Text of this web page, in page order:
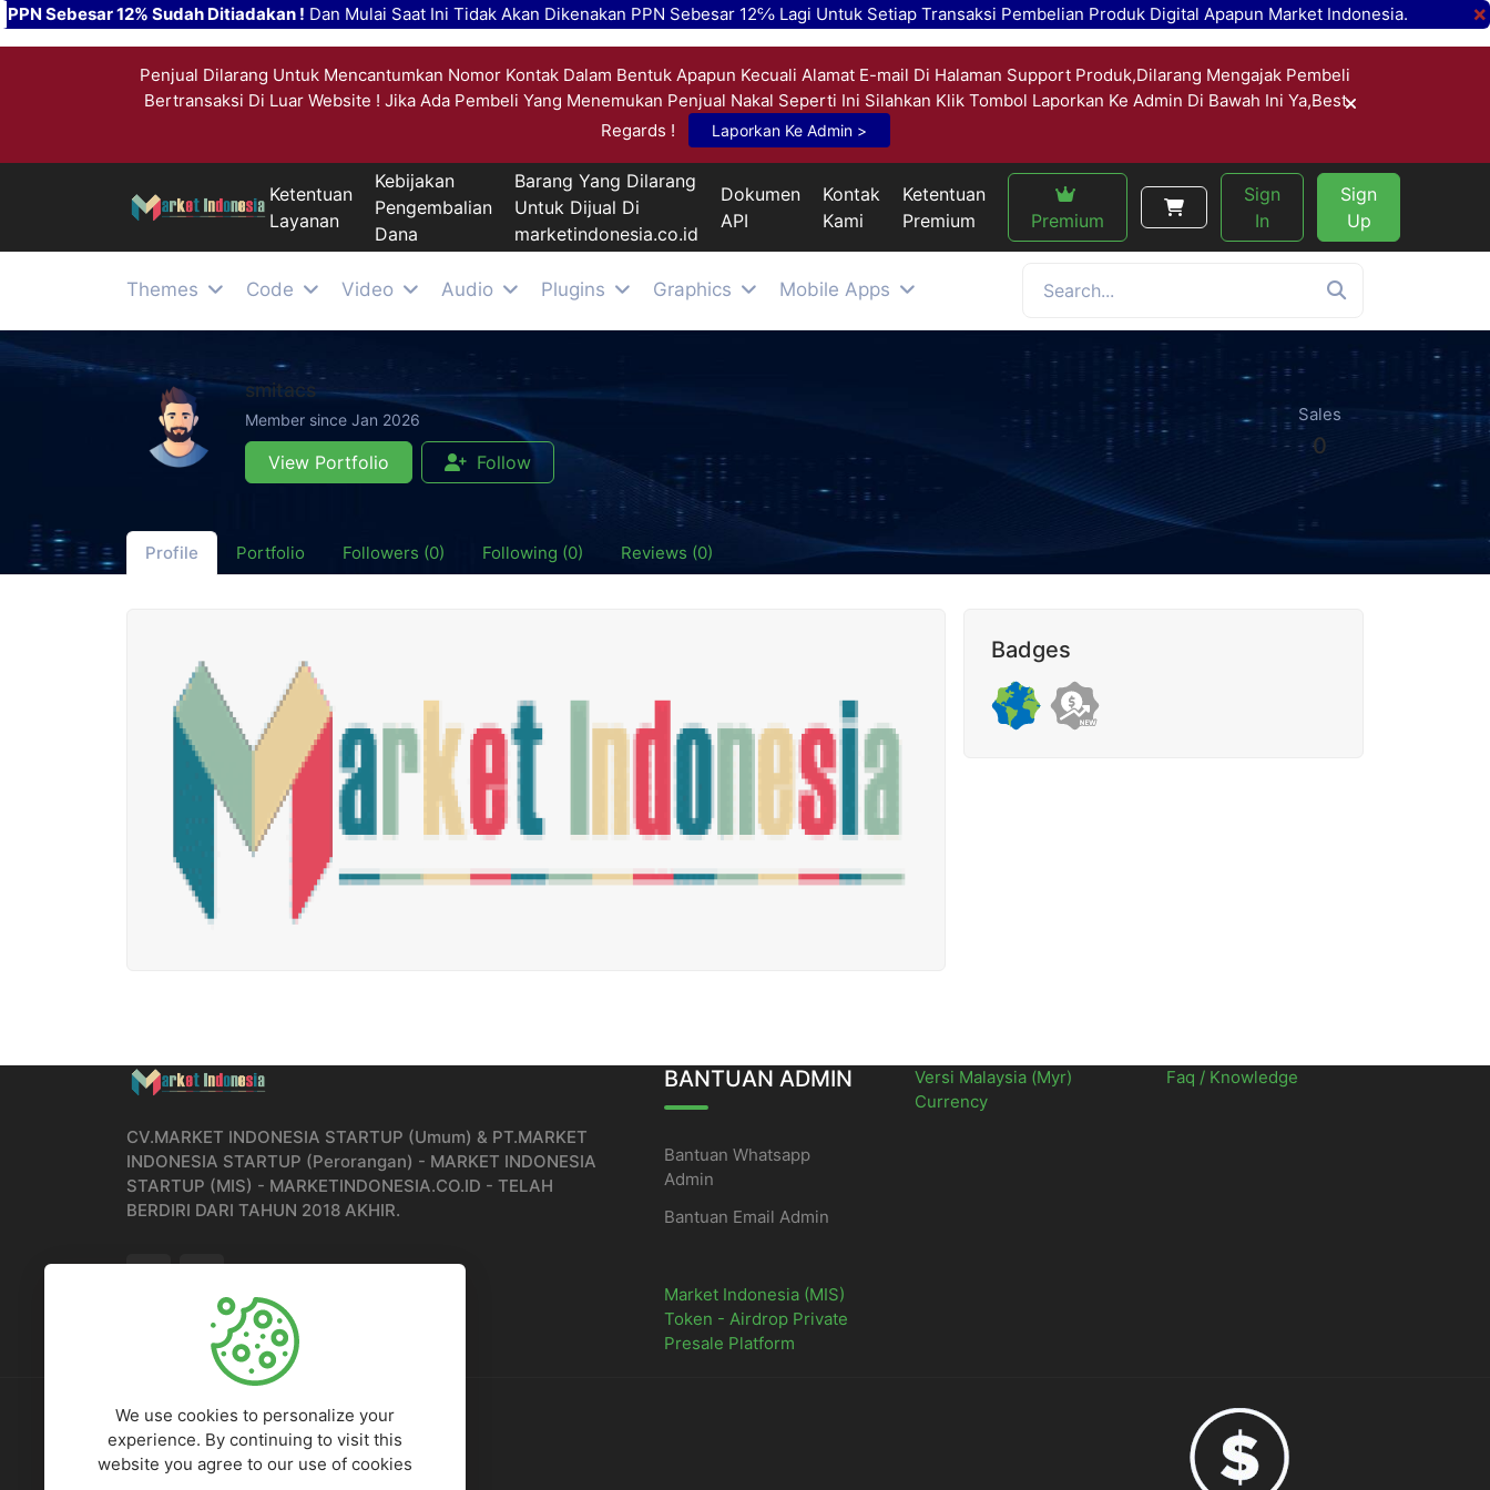
×
PPN Sebesar 12% Sudah Ditiadakan ! Dan Mulai Saat Ini Tidak Akan Dikenakan PPN Sebesar 12℅ Lagi Untuk Setiap Transaksi Pembelian Produk Digital Apapun Market Indonesia.
Penjual Dilarang Untuk Mencantumkan Nomor Kontak Dalam Bentuk Apapun Kecuali Alamat E-mail Di Halaman Support Produk,Dilarang Mengajak Pembeli
Bertransaksi Di Luar Website ! Jika Ada Pembeli Yang Menemukan Penjual Nakal Seperti Ini Silahkan Klik Tombol Laporkan Ke Admin Di Bawah Ini Ya,Best
Regards !
Laporkan Ke Admin >
Ketentuan
Layanan
Kebijakan
Pengembalian
Dana
Barang Yang Dilarang
Untuk Dijual Di
marketindonesia.co.id
Dokumen
API
Kontak
Kami
Ketentuan
Premium
Premium
Sign
In
Sign
Up
Themes Code Video Audio Plugins Graphics Mobile Apps
smitacs
Member since Jan 2026
View Portfolio Follow
Sales
0
Profile Portfolio Followers (0) Following (0) Reviews (0)
Badges
CV.MARKET INDONESIA STARTUP (Umum) & PT.MARKET
INDONESIA STARTUP (Perorangan) - MARKET INDONESIA
STARTUP (MIS) - MARKETINDONESIA.CO.ID - TELAH
BERDIRI DARI TAHUN 2018 AKHIR.
Rp.200,000,000
Authors Earnings
BANTUAN ADMIN
Bantuan Whatsapp
Admin
Bantuan Email Admin
Versi Malaysia (Myr)
Currency
Faq / Knowledge
Market Indonesia (MIS)
Token - Airdrop Private
Presale Platform
We use cookies to personalize your
experience. By continuing to visit this
website you agree to our use of cookies